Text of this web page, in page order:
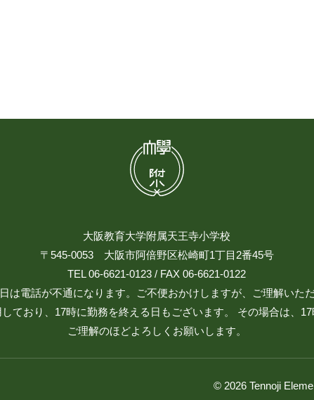
大阪教育大学附属天王寺小学校
〒545-0053 大阪市阿倍野区松崎町1丁目2番45号
TEL 06-6621-0123 / FAX 06-6621-0122
は電話が不通になります。ご不便おかけしますが、ご理解いた
ており、17時に勤務を終える日もございます。 その場合は、
ご理解のほどよろしくお願いします。
© 2026 Tennoji